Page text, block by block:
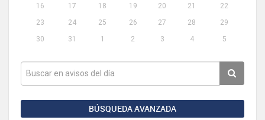
16
17 18 19 20 21
22
23
24 25 26 27 28
29
30
31 1 2 3 4 5
BÚSQUEDA AVANZADA